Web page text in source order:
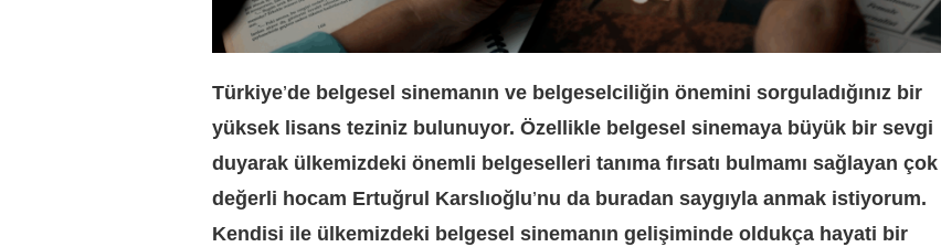
Türkiye’de belgesel sinemanın ve belgeselciliğin önemini sorguladığınız bir
yüksek lisans teziniz bulunuyor. Özellikle belgesel sinemaya büyük bir sevgi
duyarak ülkemizdeki önemli belgeselleri tanıma fırsatı bulmamı sağlayan çok
değerli hocam Ertuğrul Karslıoğlu’nu da buradan saygıyla anmak istiyorum.
Kendisi ile ülkemizdeki belgesel sinemanın gelişiminde oldukça hayati bir